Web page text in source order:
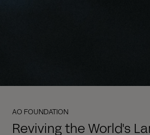
AO FOUNDATION
Reviving the World's